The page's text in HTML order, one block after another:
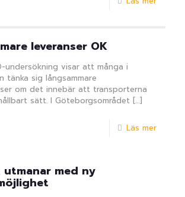
leveranser OK
undersökning visar att många i
tänka sig långsammare
om det innebär att transporterna
sätt. I Göteborgsområdet […]
Läs mer
med ny